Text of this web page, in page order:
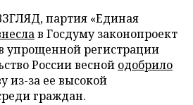
партия «Единая
в Госдуму законопроект
упрощенной регистрации
России весной одобрило
из-за ее высокой
граждан.